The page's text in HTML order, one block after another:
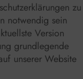
zu
notwendig sein
Version
grundlegende
unserer Website